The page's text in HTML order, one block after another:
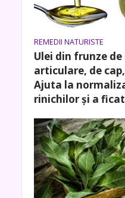
REMEDII NATURISTE
Ulei din frunze
articulare, de
Ajuta la
rinichilor și a